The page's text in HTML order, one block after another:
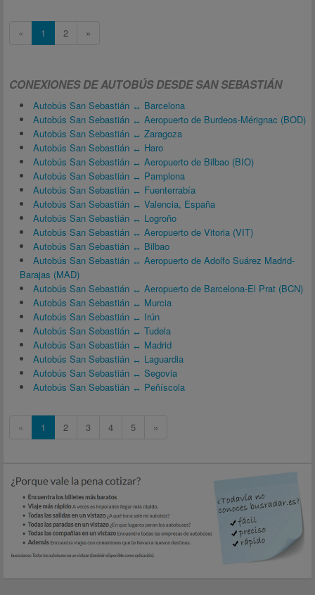
« 1 2 »
CONEXIONES DE AUTOBÚS DESDE SAN SEBASTIÁN
Autobús San Sebastián ↔ Barcelona
Autobús San Sebastián ↔ Aeropuerto de Burdeos-Mérignac (BOD)
Autobús San Sebastián ↔ Zaragoza
Autobús San Sebastián ↔ Haro
Autobús San Sebastián ↔ Aeropuerto de Bilbao (BIO)
Autobús San Sebastián ↔ Pamplona
Autobús San Sebastián ↔ Fuenterrabía
Autobús San Sebastián ↔ Valencia, España
Autobús San Sebastián ↔ Logroño
Autobús San Sebastián ↔ Aeropuerto de Vitoria (VIT)
Autobús San Sebastián ↔ Bilbao
Autobús San Sebastián ↔ Aeropuerto de Adolfo Suárez Madrid-
Barajas (MAD)
Autobús San Sebastián ↔ Aeropuerto de Barcelona-El Prat (BCN)
Autobús San Sebastián ↔ Murcia
Autobús San Sebastián ↔ Irún
Autobús San Sebastián ↔ Tudela
Autobús San Sebastián ↔ Madrid
Autobús San Sebastián ↔ Laguardia
Autobús San Sebastián ↔ Segovia
Autobús San Sebastián ↔ Peñíscola
« 1 2 3 4 5 »